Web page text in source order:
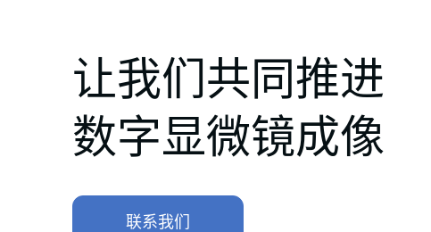
让我们共同推进
数字显微镜成像
联系我们